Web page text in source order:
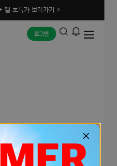
젤 초특가 보러가기 >
로그인